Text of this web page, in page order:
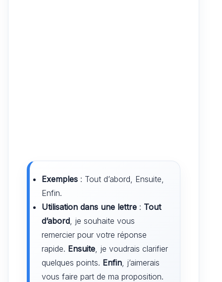
Exemples : Tout d’abord, Ensuite,
Enfin.
Utilisation dans une lettre : Tout
d’abord , je souhaite vous
remercier pour votre réponse
rapide. Ensuite , je voudrais clarifier
quelques points. Enfin , j’aimerais
vous faire part de ma proposition.